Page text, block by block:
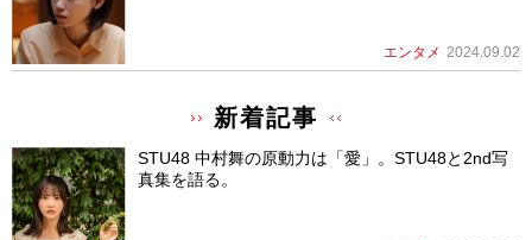
エンタメ 2024.09.02
新着記事
STU48 中村舞の原動力は「愛」。STU48と2nd写
真集を語る。